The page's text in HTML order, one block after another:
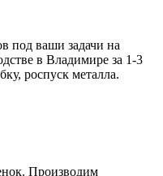
под ваши задачи на
в Владимире за 1-3
роспуск металла.
Производим